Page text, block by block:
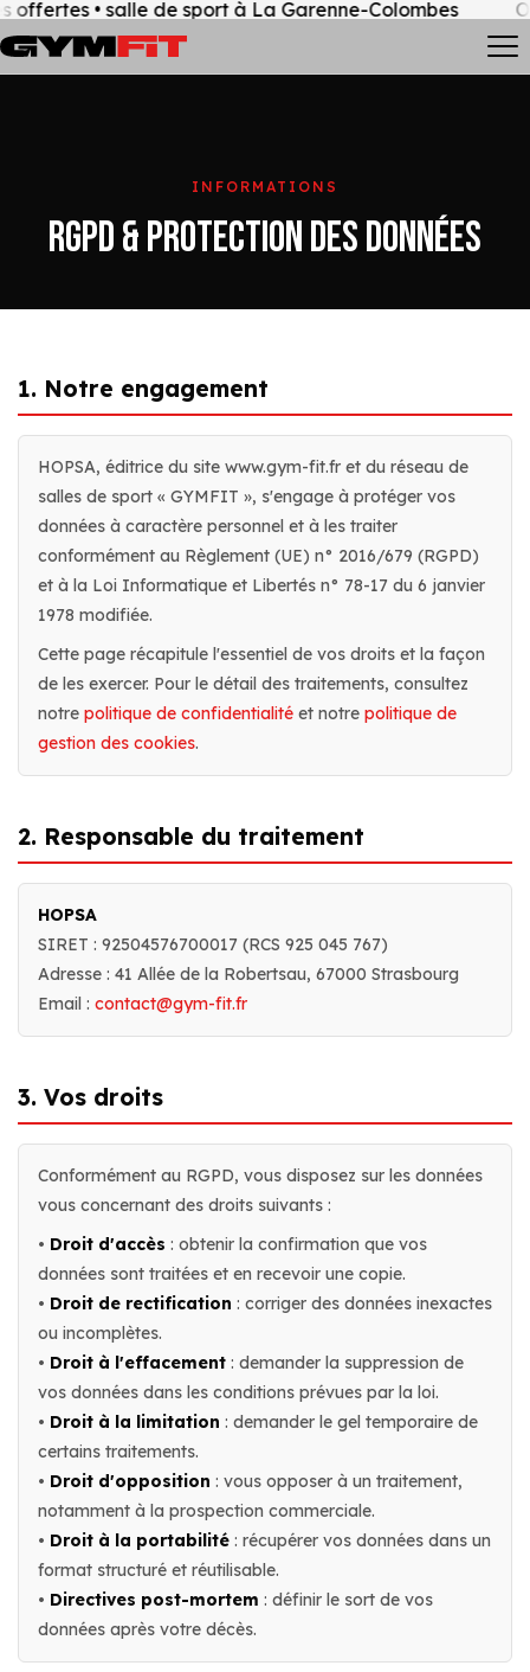
• salle de sport à La Garenne-Colombes
INFORMATIONS
RGPD & PROTECTION DES DONNÉES
1. Notre engagement
HOPSA, éditrice du site www.gym-fit.fr et du réseau de
salles de sport « GYMFIT », s'engage à protéger vos
données à caractère personnel et à les traiter
conformément au Règlement (UE) n° 2016/679 (RGPD)
et à la Loi Informatique et Libertés n° 78-17 du 6 janvier
1978 modifiée.
Cette page récapitule l'essentiel de vos droits et la façon
de les exercer. Pour le détail des traitements, consultez
notre politique de confidentialité et notre politique de
gestion des cookies.
2. Responsable du traitement
HOPSA
SIRET : 92504576700017 (RCS 925 045 767)
Adresse : 41 Allée de la Robertsau, 67000 Strasbourg
Email : contact@gym-fit.fr
3. Vos droits
Conformément au RGPD, vous disposez sur les données
vous concernant des droits suivants :
• Droit d'accès : obtenir la confirmation que vos
données sont traitées et en recevoir une copie.
• Droit de rectification : corriger des données inexactes
ou incomplètes.
• Droit à l'effacement : demander la suppression de
vos données dans les conditions prévues par la loi.
• Droit à la limitation : demander le gel temporaire de
certains traitements.
• Droit d'opposition : vous opposer à un traitement,
notamment à la prospection commerciale.
• Droit à la portabilité : récupérer vos données dans un
format structuré et réutilisable.
• Directives post-mortem : définir le sort de vos
données après votre décès.